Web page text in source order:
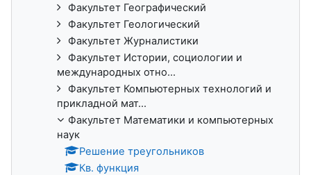
Факультет Географический
Факультет Геологический
Факультет Журналистики
Факультет Истории, социологии и
международных отно...
Факультет Компьютерных технологий и
прикладной мат...
Факультет Математики и компьютерных
наук
Решение треугольников
Кв. функция